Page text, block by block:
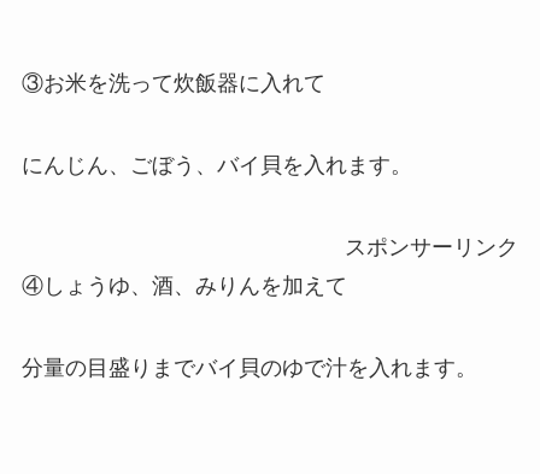
③お米を洗って炊飯器に入れて
にんじん、ごぼう、バイ貝を入れます。
スポンサーリンク
④しょうゆ、酒、みりんを加えて
分量の目盛りまでバイ貝のゆで汁を入れます。